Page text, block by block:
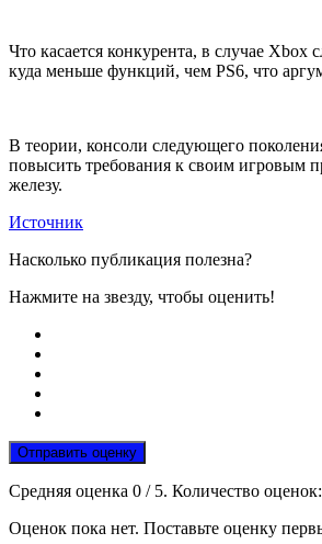
Что касается конкурента, в случае
куда меньше функций, чем PS6, что
В теории, консоли следующего
повысить требования к своим игровым
железу.
Источник
Насколько публикация полезна?
Нажмите на звезду, чтобы оценить!
Отправить оценку
Средняя оценка 0 / 5. Количество оценок:
Оценок пока нет. Поставьте оценку